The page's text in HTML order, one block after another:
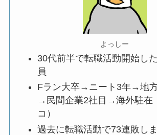
よっしー
30代前半で転職活動開始し
員
Fラン大卒→ニート3年→地
→民間企業2社目→海外駐在
コ）
過去に転職活動で73連敗し